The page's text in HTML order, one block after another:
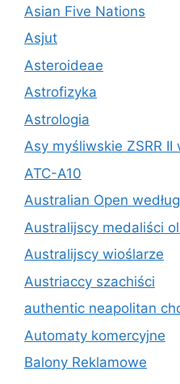
Asian Five Nations
Asjut
Asteroideae
Astrofizyka
Astrologia
Asy myśliwskie ZSRR
ATC-A10
Australian Open
Australijscy medaliści
Australijscy wioślarze
Austriaccy szachiści
authentic neapolitan
Automaty komercyjne
Balony Reklamowe